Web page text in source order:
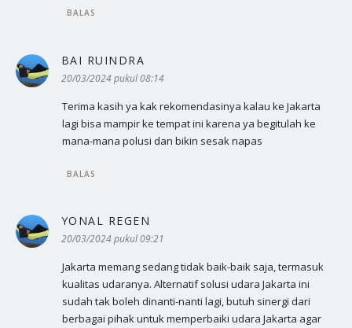
BALAS
BAI RUINDRA
20/03/2024 pukul 08:14
Terima kasih ya kak rekomendasinya kalau ke Jakarta
lagi bisa mampir ke tempat ini karena ya begitulah ke
mana-mana polusi dan bikin sesak napas
BALAS
YONAL REGEN
20/03/2024 pukul 09:21
Jakarta memang sedang tidak baik-baik saja, termasuk
kualitas udaranya. Alternatif solusi udara Jakarta ini
sudah tak boleh dinanti-nanti lagi, butuh sinergi dari
berbagai pihak untuk memperbaiki udara Jakarta agar